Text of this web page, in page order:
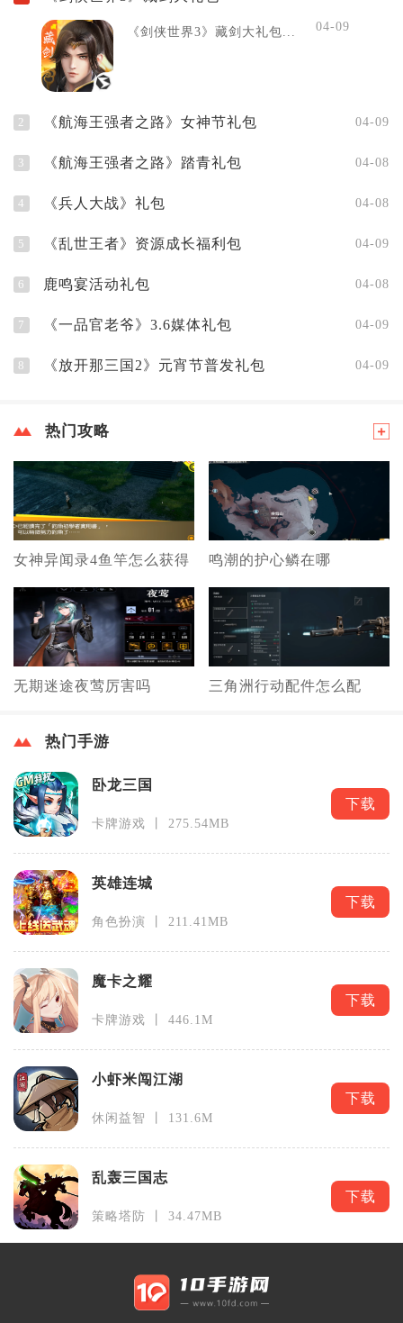
《剑侠世界3》藏剑大礼包... 04-09
2 《航海王强者之路》女神节礼包 04-09
3 《航海王强者之路》踏青礼包 04-08
4 《兵人大战》礼包 04-08
5 《乱世王者》资源成长福利包 04-09
6 鹿鸣宴活动礼包 04-08
7 《一品官老爷》3.6媒体礼包 04-09
8 《放开那三国2》元宵节普发礼包 04-09
热门攻略
女神异闻录4鱼竿怎么获得 鸣潮的护心鳞在哪
无期迷途夜莺厉害吗 三角洲行动配件怎么配
热门手游
卧龙三国
卡牌游戏 丨 275.54MB
下载
英雄连城
角色扮演 丨 211.41MB
下载
魔卡之耀
卡牌游戏 丨 446.1M
下载
小虾米闯江湖
休闲益智 丨 131.6M
下载
乱轰三国志
策略塔防 丨 34.47MB
下载